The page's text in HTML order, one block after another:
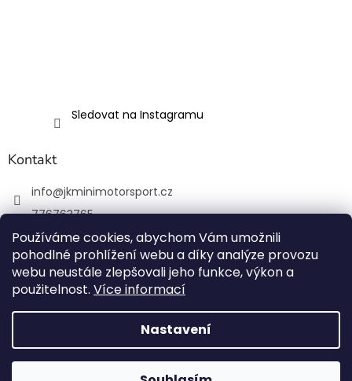
Používáme cookies, abychom Vám umožnili
pohodlné prohlížení webu a díky analýze provozu
webu neustále zlepšovali jeho funkce, výkon a
použitelnost. Více informací
Nastavení
Sledovat na Instagramu
Kontakt
info@jkminimotorsport.cz
776763765
JK MINI Motorsport
JKMiniMotorsport.cz
Vytvořil Shoptet
Copyright 2026JK MINI Motorsport. Všechna práva